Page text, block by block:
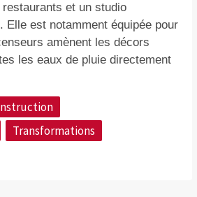
et un studio
Elle est notamment équipée pour
amènent les décors
les eaux de pluie directement
Transformations